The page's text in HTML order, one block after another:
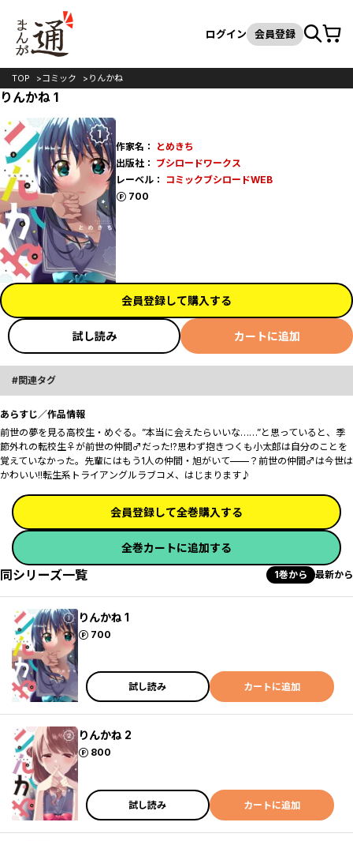
検索
ログイン 会員登録カート
TOP コミック りんかね
りんかね 1
作家名：
とめきち
出版社： ブシロードワークス
レーベル：
コミックブシロードWEB
700
ポイント
会員登録して購入する
試し読み カートに追加
関連タグ
あらすじ／作品情報
前世の夢を見る高校生・めぐる。”本当に会えたらいいな……”と思っていると、季
節外れの転校生♀が前世の仲間♂だった!?思わず抱きつくも小太郎は自分のことを
覚えていなかった。先輩にはもう1人の仲間・旭がいて——？前世の仲間♂は今世は
かわいい!!転生系トライアングルラブコメ、はじまります♪
会員登録して全巻購入する
全巻カートに追加する
同シリーズ一覧 1巻から 最新から
りんかね 1
700
ポイント
試し読み カートに追加
りんかね 2
800
ポイント
試し読み カートに追加